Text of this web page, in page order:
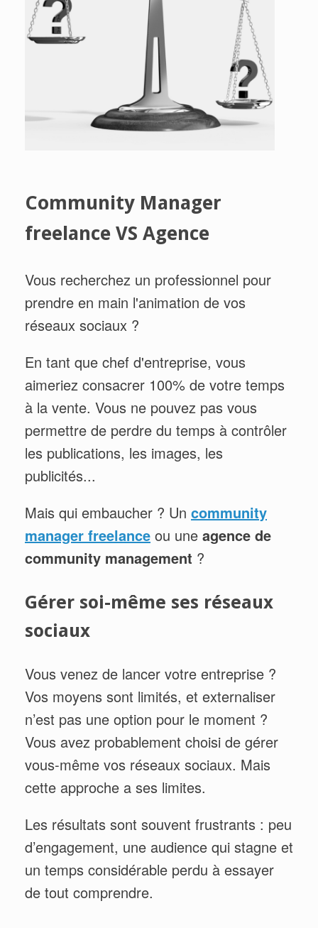
Community Manager
freelance VS Agence
Vous recherchez un professionnel pour
prendre en main l'animation de vos
réseaux sociaux ?
En tant que chef d'entreprise, vous
aimeriez consacrer 100% de votre temps
à la vente. Vous ne pouvez pas vous
permettre de perdre du temps à contrôler
les publications, les images, les
publicités...
Mais qui embaucher ? Un community
manager freelance ou une agence de
community management ?
Gérer soi-même ses réseaux
sociaux
Vous venez de lancer votre entreprise ?
Vos moyens sont limités, et externaliser
n’est pas une option pour le moment ?
Vous avez probablement choisi de gérer
vous-même vos réseaux sociaux. Mais
cette approche a ses limites.
Les résultats sont souvent frustrants : peu
d’engagement, une audience qui stagne et
un temps considérable perdu à essayer
de tout comprendre.